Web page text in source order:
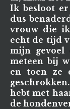
Ik besloot
dus
vrouw die
echt de tijd
mijn
meteen bij
en toen ze
hebt met
de